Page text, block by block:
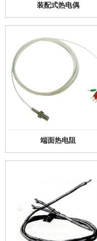
装配式热电偶
端面热电阻